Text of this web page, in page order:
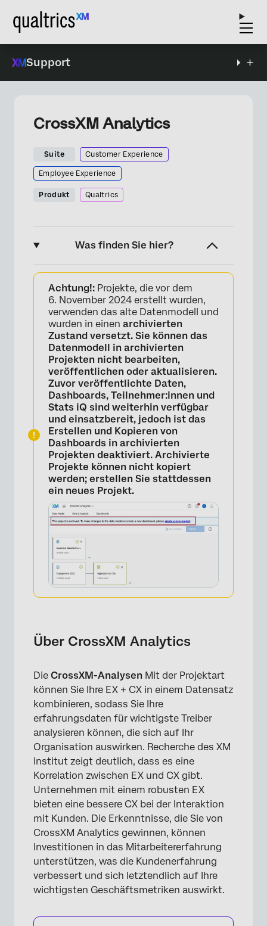
Support
CrossXM Analytics
Suite Customer Experience
Employee Experience
Produkt Qualtrics
Was finden Sie hier?
Über CrossXM Analytics
CrossXM-Analytics-Projekt anlegen
XM Projekt einrichten
Datenmodellzeilen aggregieren
Verfügbare EX und CX
CrossXM-Analyse-Dashboards und XM
Achtung!: Projekte, die vor dem
6. November 2024 erstellt wurden,
verwenden das alte Datenmodell und
wurden in einen archivierten
Zustand versetzt. Sie können das
Datenmodell in archivierten
Projekten nicht bearbeiten,
veröffentlichen oder aktualisieren.
Zuvor veröffentlichte Daten,
Dashboards, Teilnehmer:innen und
Stats iQ sind weiterhin verfügbar
und einsatzbereit, jedoch ist das
Erstellen und Kopieren von
Dashboards in archivierten
Projekten deaktiviert. Archivierte
Projekte können nicht kopiert
werden; erstellen Sie stattdessen
ein neues Projekt.
Über CrossXM Analytics
Die CrossXM-Analysen Mit der Projektart
können Sie Ihre EX + CX in einem Datensatz
kombinieren, sodass Sie Ihre
erfahrungsdaten für wichtigste Treiber
analysieren können, die sich auf Ihr
Organisation auswirken. Recherche des XM
Institut zeigt deutlich, dass es eine
Korrelation zwischen EX und CX gibt.
Unternehmen mit einem robusten EX
bieten eine bessere CX bei der Interaktion
mit Kunden. Die Erkenntnisse, die Sie von
CrossXM Analytics gewinnen, können
Investitionen in das Mitarbeitererfahrung
unterstützen, was die Kundenerfahrung
verbessert und sich letztendlich auf Ihre
wichtigsten Geschäftsmetriken auswirkt.